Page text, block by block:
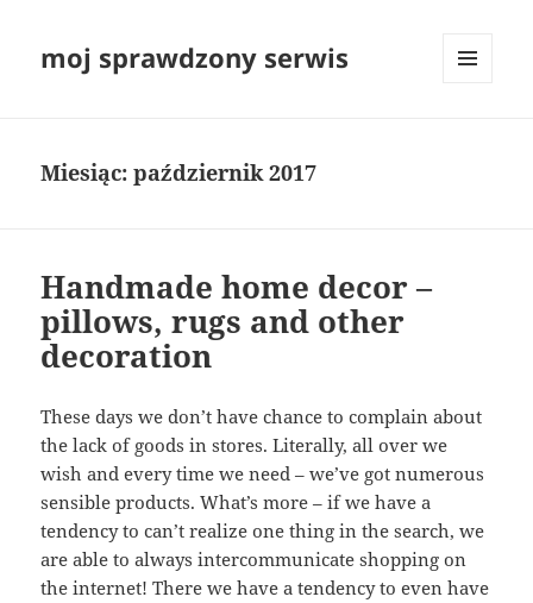
moj sprawdzony serwis
Miesiąc:październik 2017
Handmade home decor –
pillows, rugs and other
decoration
These days we don’t have chance to complain about
the lack of goods in stores. Literally, all over we
wish and every time we need – we’ve got numerous
sensible products. What’s more – if we have a
tendency to can’t realize one thing in the search, we
are able to always intercommunicate shopping on
the internet! There we have a tendency to even have